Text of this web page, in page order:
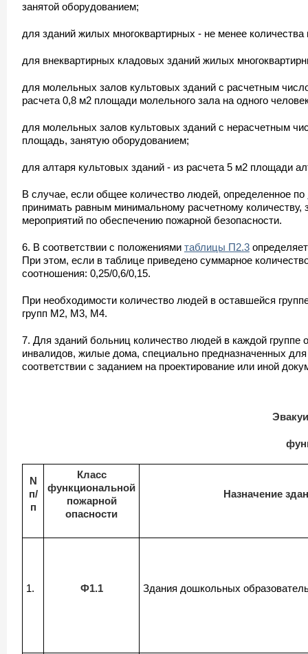
занятой оборудованием;
для зданий жилых многоквартирных - не менее
для внеквартирных кладовых зданий жилых
для молельных залов культовых зданий с расчетным
расчета 0,8 м2 площади молельного зала на одного
для молельных залов культовых зданий с нерасчетным
площадь, занятую оборудованием;
для алтаря культовых зданий - из расчета 5 м2 площади
В случае, если общее количество людей, определенное по
принимать равным минимальному расчетному
мероприятий по обеспечению пожарной безопасности.
6. В соответствии с положениями таблицы П2.3
При этом, если в таблице приведено суммарное
соотношения: 0,25/0,6/0,15.
При необходимости количество людей в оставшейся
групп М2, М3, М4.
7. Для зданий больниц количество людей в каждой группе
инвалидов, жилые дома, специально предназначенных
соответствии с заданием на проектирование или иной
N
п/
п
Класс
функциональной
пожарной
опасности
Назначение
1. Ф1.1 Здания дошкольных